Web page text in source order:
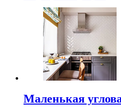
Маленькая